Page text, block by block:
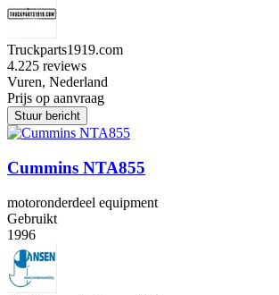
Truckparts1919.com
4.225 reviews
Vuren, Nederland
Prijs op aanvraag
Stuur bericht
Cummins NTA855
motoronderdeel equipment
Gebruikt
1996